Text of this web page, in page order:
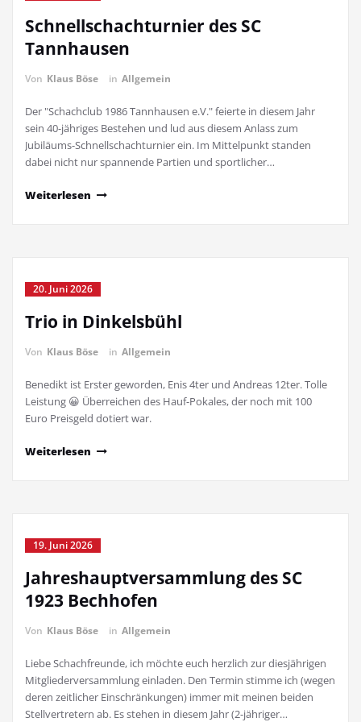
Schnellschachturnier des SC
Tannhausen
Von Klaus Böse in Allgemein
Der "Schachclub 1986 Tannhausen e.V." feierte in diesem Jahr
sein 40-jähriges Bestehen und lud aus diesem Anlass zum
Jubiläums-Schnellschachturnier ein. Im Mittelpunkt standen
dabei nicht nur spannende Partien und sportlicher…
Weiterlesen
20. Juni 2026
Trio in Dinkelsbühl
Von Klaus Böse in Allgemein
Benedikt ist Erster geworden, Enis 4ter und Andreas 12ter. Tolle
Leistung 😀 Überreichen des Hauf-Pokales, der noch mit 100
Euro Preisgeld dotiert war.
Weiterlesen
19. Juni 2026
Jahreshauptversammlung des SC
1923 Bechhofen
Von Klaus Böse in Allgemein
Liebe Schachfreunde, ich möchte euch herzlich zur diesjährigen
Mitgliederversammlung einladen. Den Termin stimme ich (wegen
deren zeitlicher Einschränkungen) immer mit meinen beiden
Stellvertretern ab. Es stehen in diesem Jahr (2-jähriger…